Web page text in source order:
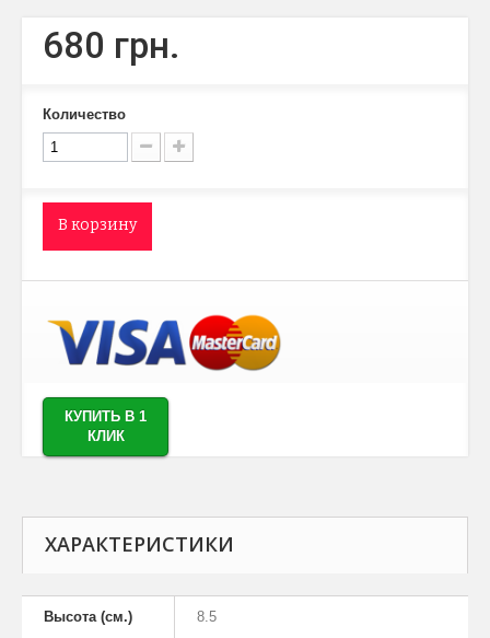
680 грн.
Количество
В корзину
КУПИТЬ В 1
КЛИК
ХАРАКТЕРИСТИКИ
Высота (см.) 8.5